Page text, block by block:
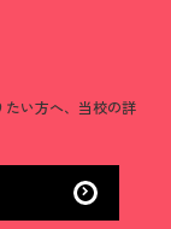
い方へ、 当校の詳